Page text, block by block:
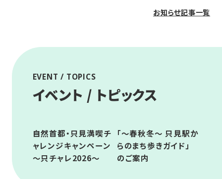
お知らせ記事一覧
EVENT / TOPICS
イベント / トピックス
自然首都・只見満喫チ
ャレンジキャンペーン
～只チャレ2026～
「～春秋冬～ 只見駅か
らのまち歩きガイド」
のご案内